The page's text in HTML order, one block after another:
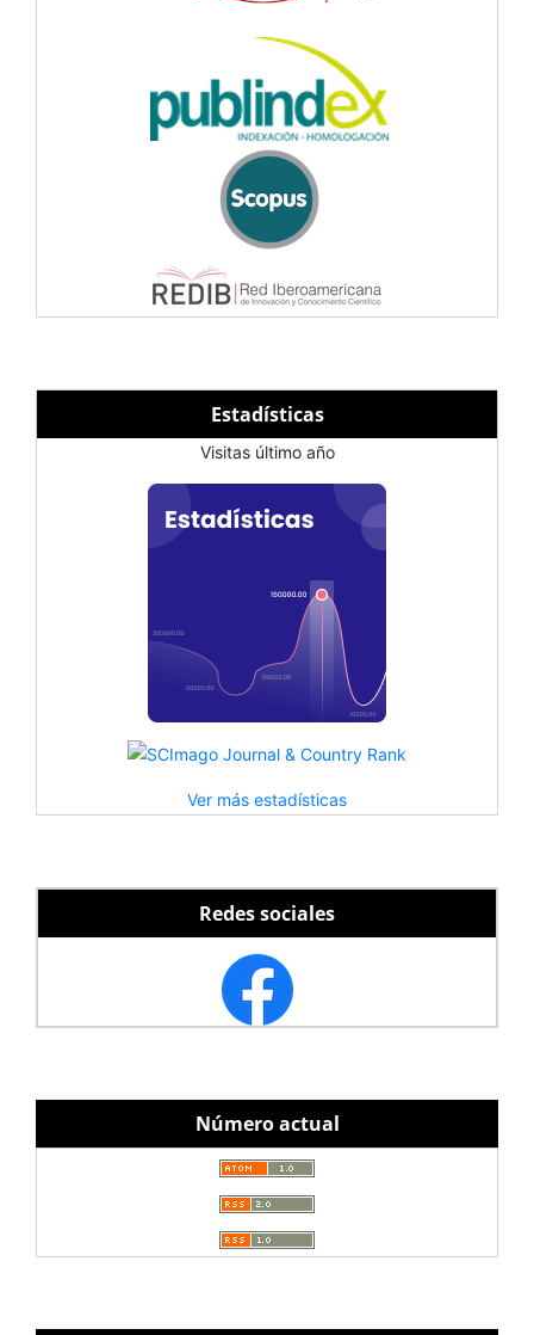
Estadísticas
Visitas último año
Ver más estadísticas
Redes sociales
Número actual